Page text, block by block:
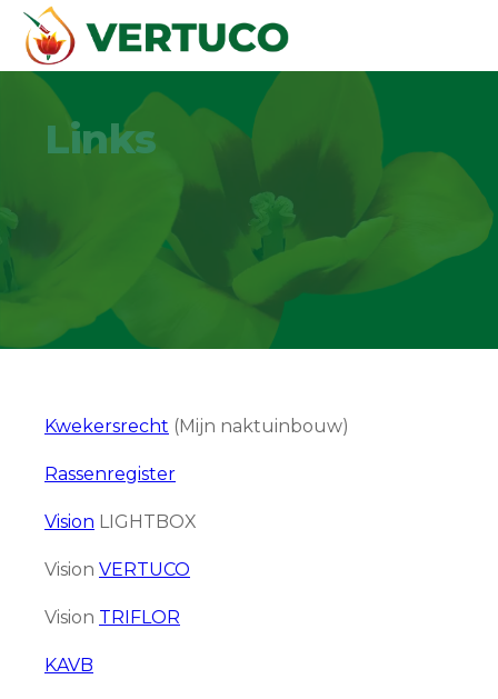
Links
Kwekersrecht (Mijn naktuinbouw)
Rassenregister
Vision LIGHTBOX
Vision VERTUCO
Vision TRIFLOR
KAVB